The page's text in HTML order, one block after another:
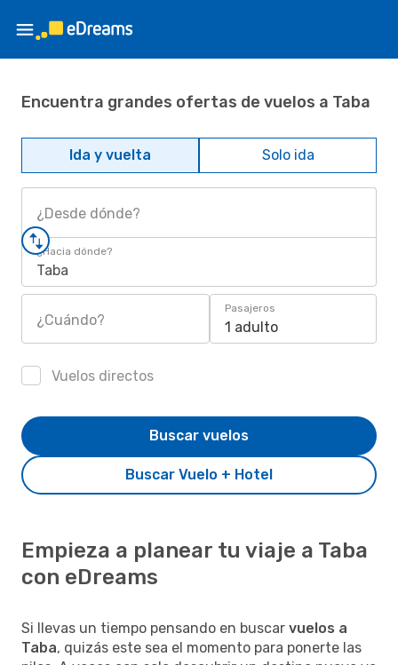
Encuentra grandes ofertas de vuelos a Taba
Ida y vuelta Solo ida
¿Desde dónde?
¿Hacia dónde?
Taba
¿Cuándo?
Pasajeros
1 adulto
Vuelos directos
Buscar Vuelo + Hotel
Buscar vuelos
Empieza a planear tu viaje a Taba
con eDreams
Si llevas un tiempo pensando en buscar vuelos a
Taba, quizás este sea el momento para ponerte las